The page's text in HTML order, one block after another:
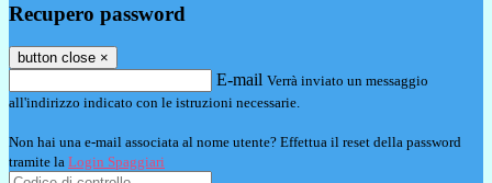
Recupero password
button close ×
E-mail Verrà inviato un messaggio
all'indirizzo indicato con le istruzioni necessarie.
Non hai una e-mail associata al nome utente? Effettua il reset della password
tramite la Login Spaggiari